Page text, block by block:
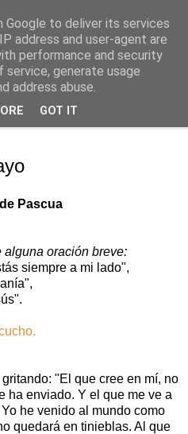
Pascua
oración breve:
siempre a mi lado",
"El que cree en mí, no
ha enviado. Y el que me ve a
he venido al mundo como
quedará en tinieblas. Al que
Google to deliver its services
address and user-agent are
performance and security
generate usage
address abuse.
GOT IT